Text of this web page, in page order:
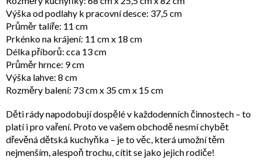
Výška od podlahy k pracovní desce: 37,5 cm
Průměr talíře: 11 cm
Prkénko na krájení: 11 cm x 18 cm
Délka příborů: cca 13 cm
Průměr hrnce: 9 cm
Výška lahve: 8 cm
Rozměry balení: 73 cm x 35 cm x 15 cm
Děti rády napodobují dospělé v každodenních činnostech – to
platí i pro vaření. Proto ve vašem obchodě nesmí chybět
dřevěná dětská kuchyňka – je to věc, která umožní těm
nejmenším, alespoň trochu, cítit se jako jejich rodiče!